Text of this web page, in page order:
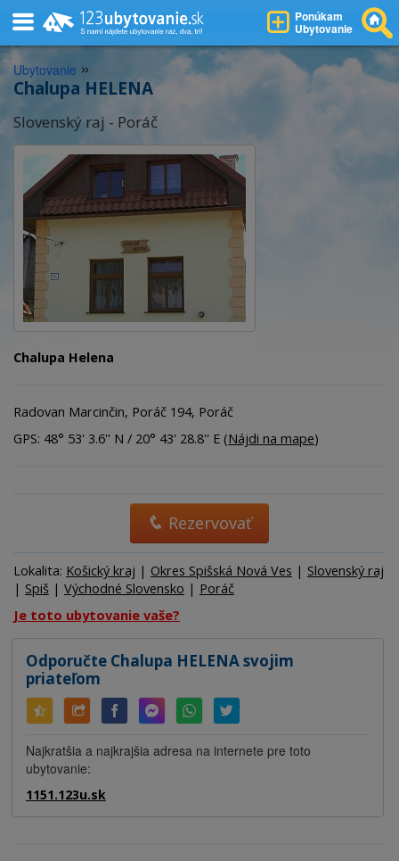
Ponúkam
Ubytovanie
Ubytovanie »
Chalupa HELENA
Slovenský raj - Poráč
Chalupa Helena
Radovan Marcinčin, Poráč 194, Poráč
GPS: 48° 53' 3.6'' N / 20° 43' 28.8'' E (Nájdi na mape)
Rezervovať
Lokalita: Košický kraj | Okres Spišská Nová Ves | Slovenský raj
| Spiš | Východné Slovensko | Poráč
Je toto ubytovanie vaše?
Odporučte Chalupa HELENA svojim
priateľom
Najkratšia a najkrajšia adresa na internete pre toto
ubytovanie:
1151.123u.sk